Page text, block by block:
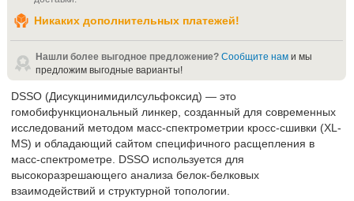
Никаких дополнительных платежей!
Нашли более выгодное предложение? Сообщите нам и мы
предложим выгодные варианты!
DSSO (Дисукцинимидилсульфоксид) — это
гомобифункциональный линкер, созданный для современных
исследований методом масс-спектрометрии кросс-сшивки (XL-
MS) и обладающий сайтом специфичного расщепления в
масс-спектрометре. DSSO используется для
высокоразрешающего анализа белок-белковых
взаимодействий и структурной топологии.